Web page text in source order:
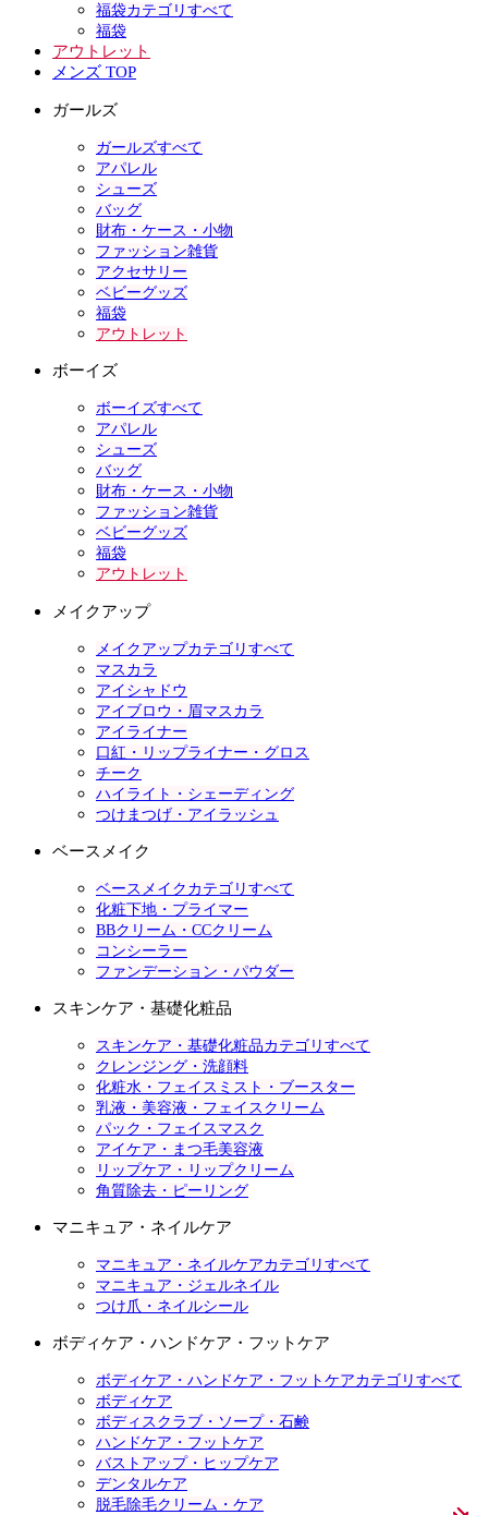
福袋カテゴリすべて
福袋
アウトレット
メンズ TOP
ガールズ
ガールズすべて
アパレル
シューズ
バッグ
財布・ケース・小物
ファッション雑貨
アクセサリー
ベビーグッズ
福袋
アウトレット
ボーイズ
ボーイズすべて
アパレル
シューズ
バッグ
財布・ケース・小物
ファッション雑貨
ベビーグッズ
福袋
アウトレット
メイクアップ
メイクアップカテゴリすべて
マスカラ
アイシャドウ
アイブロウ・眉マスカラ
アイライナー
口紅・リップライナー・グロス
チーク
ハイライト・シェーディング
つけまつげ・アイラッシュ
ベースメイク
ベースメイクカテゴリすべて
化粧下地・プライマー
BBクリーム・CCクリーム
コンシーラー
ファンデーション・パウダー
スキンケア・基礎化粧品
スキンケア・基礎化粧品カテゴリすべて
クレンジング・洗顔料
化粧水・フェイスミスト・ブースター
乳液・美容液・フェイスクリーム
パック・フェイスマスク
アイケア・まつ毛美容液
リップケア・リップクリーム
角質除去・ピーリング
マニキュア・ネイルケア
マニキュア・ネイルケアカテゴリすべて
マニキュア・ジェルネイル
つけ爪・ネイルシール
ボディケア・ハンドケア・フットケア
ボディケア・ハンドケア・フットケアカテゴリすべて
ボディケア
ボディスクラブ・ソープ・石鹸
ハンドケア・フットケア
バストアップ・ヒップケア
デンタルケア
脱毛除毛クリーム・ケア